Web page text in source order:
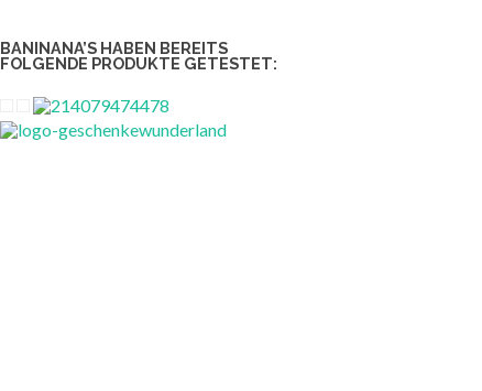
BANINANA’S HABEN BEREITS
FOLGENDE PRODUKTE GETESTET: